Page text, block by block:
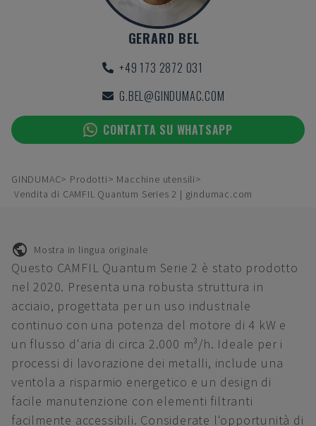
GERARD BEL
+49 173 2872 031
G.BEL@GINDUMAC.COM
CONTATTA SU WHATSAPP
GINDUMAC Prodotti
Macchine utensili
Vendita di CAMFIL Quantum Series 2 | gindumac.com
Mostra in lingua originale
Questo CAMFIL Quantum Serie 2 è stato prodotto
nel 2020. Presenta una robusta struttura in
acciaio, progettata per un uso industriale
continuo con una potenza del motore di 4 kW e
un flusso d'aria di circa 2.000 m³/h. Ideale per i
processi di lavorazione dei metalli, include una
ventola a risparmio energetico e un design di
facile manutenzione con elementi filtranti
facilmente accessibili. Considerate l'opportunità di